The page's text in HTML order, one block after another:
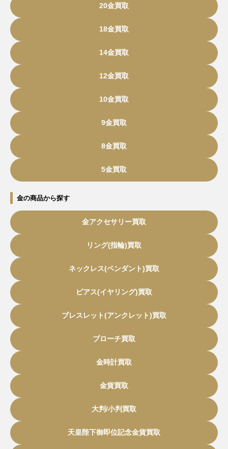
20金買取
18金買取
14金買取
12金買取
10金買取
9金買取
8金買取
5金買取
金の商品から探す
金アクセサリー買取
リング(指輪)買取
ネックレス(ペンダント)買取
ピアス(イヤリング)買取
ブレスレット(アンクレット)買取
ブローチ買取
金時計買取
金貨買取
大判/小判買取
天皇陛下御即位記念金貨買取